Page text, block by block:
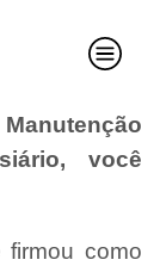
você
firmou como